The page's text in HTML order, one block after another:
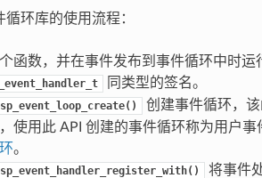
循环库的使用流程：
函数，并在事件发布到事件循环中时
同类型的签名。
创建事件循环，
使用此 API 创建的事件循环称为用户
。
将事件